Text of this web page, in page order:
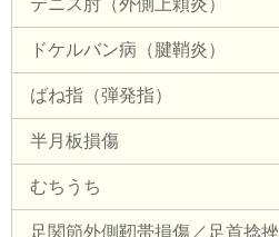
ドケルバン病（腱鞘炎）
ばね指（弾発指）
半月板損傷
むちうち
足関節外側靭帯損傷／足首捻挫